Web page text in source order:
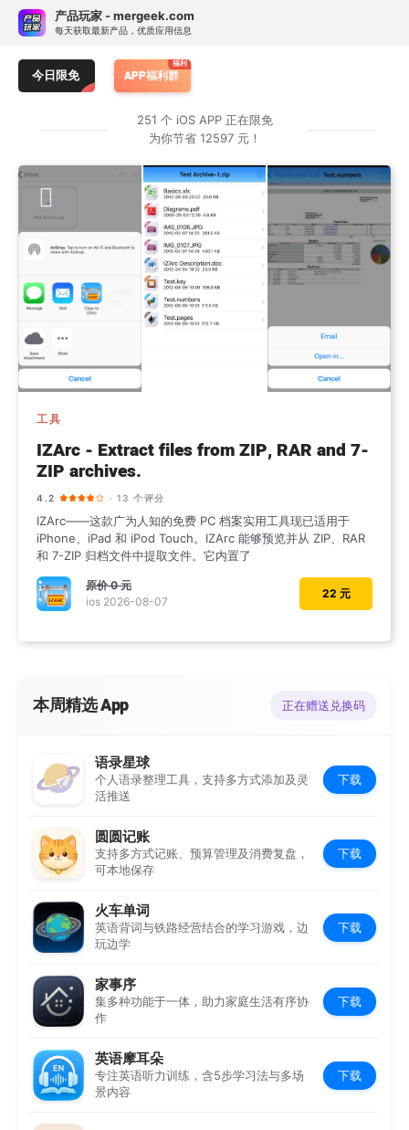
产品玩家 - mergeek.com
每天获取最新产品，优质应用信息
Follow - 产品限免情报
追踪应用游戏价格波动并提醒
Skip
content
订阅热门 APP 限免提醒
仅应用
≥ ¥25 任何
订阅专属 APP 限免提醒
暂无专属限免 APP 订阅，前往服务号 mergeek 添加
今日限免 APP福利群
251 个 iOS APP 正在限免
为你节省 12597 元！
工具
IZArc - Extract files from ZIP, RAR and 7-
ZIP archives.
4.2 · 13 个评分
IZArc——这款广为人知的免费 PC 档案实用工具现已适用于
iPhone、iPad 和 iPod Touch。IZArc 能够预览并从 ZIP、RAR
和 7-ZIP 归档文件中提取文件。它内置了
原价0 元
ios 2026-08-07
22 元
本周精选 App 正在赠送兑换码
语录星球
个人语录整理工具，支持多方式添加及灵
活推送
下载
圆圆记账
支持多方式记账、预算管理及消费复盘，
可本地保存
下载
火车单词
英语背词与铁路经营结合的学习游戏，边
玩边学
下载
家事序
集多种功能于一体，助力家庭生活有序协
作
下载
英语摩耳朵
专注英语听力训练，含5步学习法与多场
景内容
下载